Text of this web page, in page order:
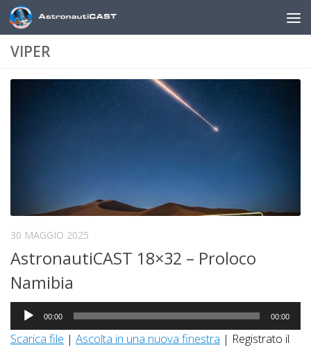
Sotto il contenuto
VIPER
30 MAGGIO 2025
AstronautiCAST 18×32 – Proloco
Namibia
Audio
Player
00:00 00:00
Scarica file | Ascolta in una nuova finestra | Registrato il